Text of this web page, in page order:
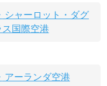
シャーロット・ダグ
ス国際空港
アーランダ空港